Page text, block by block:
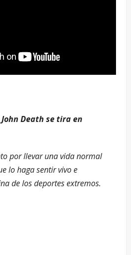
Death se tira en
por llevar una vida normal
lo haga sentir vivo e
de los deportes extremos.